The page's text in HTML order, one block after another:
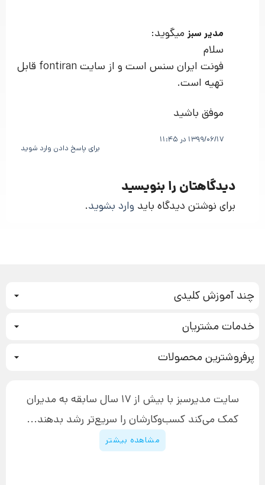
مدیر سبز میگوید:
سلام
فونت ایران سنس است و از سایت fontiran قابل
تهیه است.
موفق باشید
1399/06/17 در 11:45
برای پاسخ دادن وارد شوید
دیدگاهتان را بنویسید
برای نوشتن دیدگاه باید وارد بشوید.
چند آموزش کلیدی
بازاریابی عصبی
تبلیغ نویسی
افزایش عملکرد
چگونه کتاب بنویسیم
دوره اینستاگرام
خدمات مشتریان
آموزش دسترسی به دانلود فایل‌ها
پیگیری سفارش
پشتیبانی
قوانین و مقررات سایت
پرفروشترین محصولاتدوره جدید سیستم سازی
سایت مدیرسبز با بیش از 17 سال سابقه به مدیران
کمک می‌کند کسب‌و‌کارشان را سریع‌تر رشد بدهند...
مشاهده بیشتر